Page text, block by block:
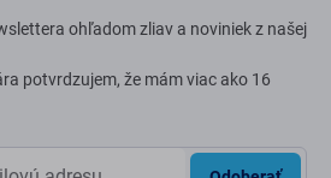
ohľadom zliav a noviniek z našej
potvrdzujem, že mám viac ako 16